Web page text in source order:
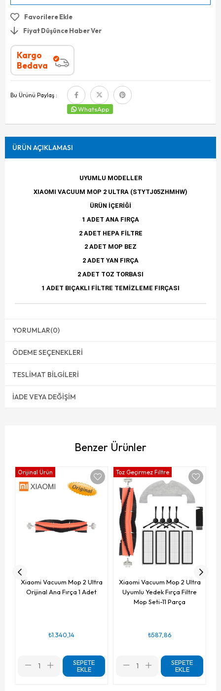
Favorilere Ekle
Fiyat Düşünce Haber Ver
Kargo
Bedava
Bu Ürünü Paylaş :
WhatsApp
ÜRÜN AÇIKLAMASI
UYUMLU MODELLER
XIAOMI VACUUM MOP 2 ULTRA (STYTJ05ZHMHW)
ÜRÜN İÇERİĞİ
1 ADET ANA FIRÇA
2 ADET HEPA FİLTRE
2 ADET MOP BEZ
2 ADET YAN FIRÇA
2 ADET TOZ TORBASI
1 ADET BIÇAKLI FİLTRE TEMİZLEME FIRÇASI
YORUMLAR(0)
ÖDEME SEÇENEKLERI
TESLIMAT BILGILERI
İADE VEYA DEĞIŞIM
Benzer Ürünler
Xiaomi Vacuum Mop 2 Ultra
Orijinal Ana Fırça 1 Adet
₺1.340,14
SEPETE
EKLE
Orijinal Ürün
Xiaomi Vacuum Mop 2 Ultra
Uyumlu Yedek Fırça Filtre
Mop Seti-11 Parça
₺587,86
SEPETE
EKLE
Toz Geçirmez Filtre